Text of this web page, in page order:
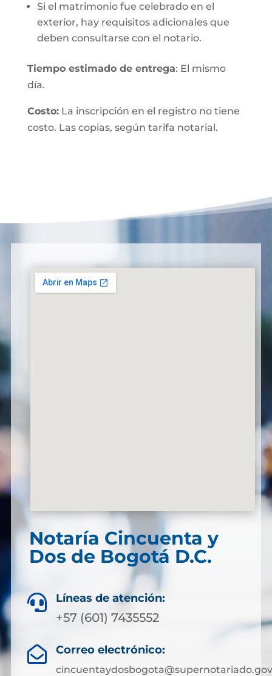
Si el matrimonio fue celebrado en el
exterior, hay requisitos adicionales que
deben consultarse con el notario.
Tiempo estimado de entrega: El mismo
día.
Costo:La inscripción en el registro no tiene
costo. Las copias, según tarifa notarial.
Notaría Cincuenta y
Dos de Bogotá D.C.
 Líneas de atención:
+57 (601) 7435552
 Correo electrónico: